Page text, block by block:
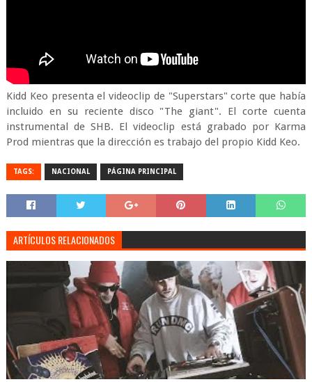
Kidd Keo presenta el videoclip de "Superstars" corte que había
incluido en su reciente disco "The giant". El corte cuenta
instrumental de SHB. El videoclip está grabado por Karma
Prod mientras que la dirección es trabajo del propio Kidd Keo.
TAGS: NACIONAL PÁGINA PRINCIPAL
ARTÍCULOS RELACIONADOS